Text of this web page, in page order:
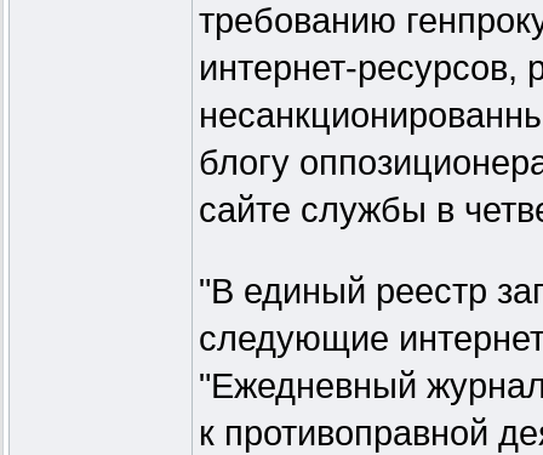
требованию
интернет-ресурсов,
блогу
сайте службы в
"В единый реестр
следующие
"Ежедневный
к противоправной